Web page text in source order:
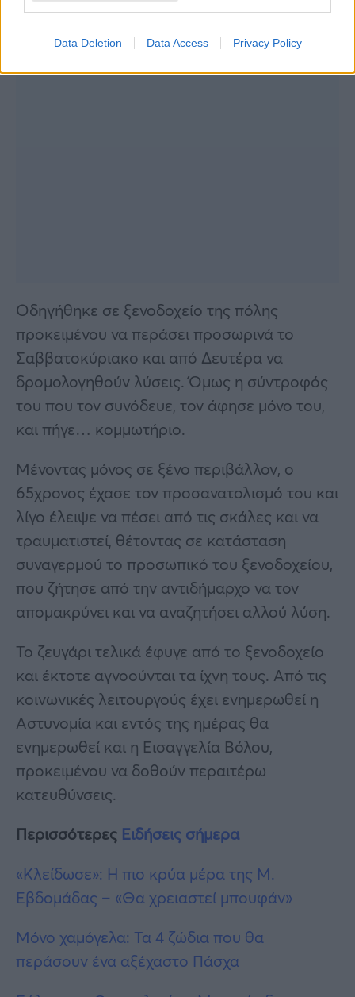
Data Deletion Data Access Privacy Policy
Οδηγήθηκε σε ξενοδοχείο της πόλης
προκειμένου να περάσει προσωρινά το
Σαββατοκύριακο και από Δευτέρα να
δρομολογηθούν λύσεις. Όμως η σύντροφός
του που τον συνόδευε, τον άφησε μόνο του,
και πήγε… κομμωτήριο.
Μένοντας μόνος σε ξένο περιβάλλον, ο
65χρονος έχασε τον προσανατολισμό του και
λίγο έλειψε να πέσει από τις σκάλες και να
τραυματιστεί, θέτοντας σε κατάσταση
συναγερμού το προσωπικό του ξενοδοχείου,
που ζήτησε από την αντιδήμαρχο να τον
απομακρύνει και να αναζητήσει αλλού λύση.
Το ζευγάρι τελικά έφυγε από το ξενοδοχείο
και έκτοτε αγνοούνται τα ίχνη τους. Από τις
κοινωνικές λειτουργούς έχει ενημερωθεί η
Αστυνομία και εντός της ημέρας θα
ενημερωθεί και η Εισαγγελία Βόλου,
προκειμένου να δοθούν περαιτέρω
κατευθύνσεις.
Περισσότερες Ειδήσεις σήμερα
«Κλείδωσε»: Η πιο κρύα μέρα της Μ.
Εβδομάδας – «Θα χρειαστεί μπουφάν»
Μόνο χαμόγελα: Τα 4 ζώδια που θα
περάσουν ένα αξέχαστο Πάσχα